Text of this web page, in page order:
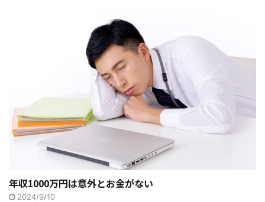
年収1000万円は意外とお金がない
2024/9/10